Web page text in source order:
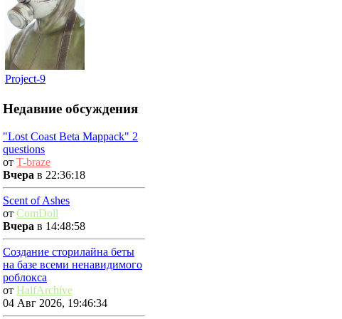
Project-9
Недавние обсуждения
"Lost Coast Beta Mappack" 2
questions
от T-braze
Вчера в 22:36:18
Scent of Ashes
от ComDoll
Вчера в 14:48:58
Создание сторилайна беты
на базе всеми ненавидимого
роблокса
от HalfArchive
04 Авг 2026, 19:46:34